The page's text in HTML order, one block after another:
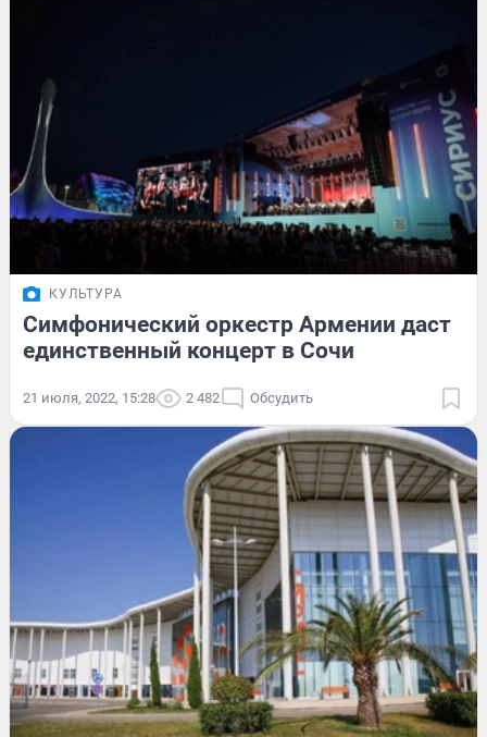
КУЛЬТУРА
Симфонический оркестр Армении даст
единственный концерт в Сочи
21 июля, 2022, 15:28 2 482 Обсудить